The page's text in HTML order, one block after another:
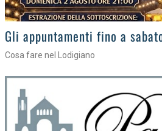
Gli eventi della settimana
Tra torte, cinema e musica live